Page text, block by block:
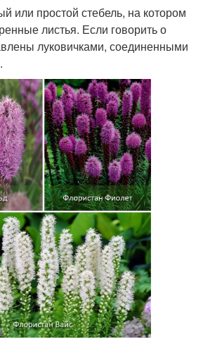
или простой стебель, на котором
листья. Если говорить о
луковичками, соединенными